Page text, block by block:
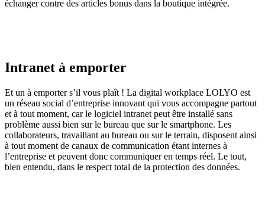
échanger contre des articles bonus dans la boutique intégrée.
Intranet à emporter
Et un à emporter s’il vous plaît ! La digital workplace LOLYO est
un réseau social d’entreprise innovant qui vous accompagne partout
et à tout moment, car le logiciel intranet peut être installé sans
problème aussi bien sur le bureau que sur le smartphone. Les
collaborateurs, travaillant au bureau ou sur le terrain, disposent ainsi
à tout moment de canaux de communication étant internes à
l’entreprise et peuvent donc communiquer en temps réel. Le tout,
bien entendu, dans le respect total de la protection des données.